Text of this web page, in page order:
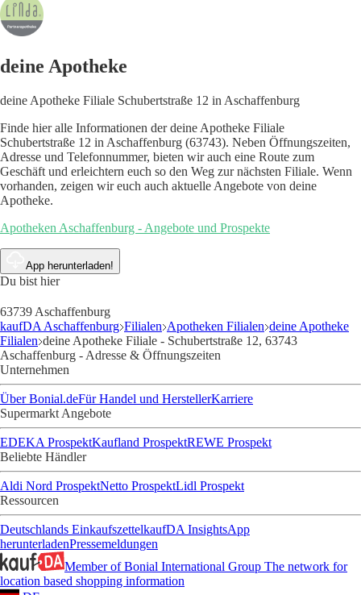
deine Apotheke
deine Apotheke Filiale Schubertstraße 12 in Aschaffenburg
Finde hier alle Informationen der deine Apotheke Filiale
Schubertstraße 12 in Aschaffenburg (63743). Neben Öffnungszeiten,
Adresse und Telefonnummer, bieten wir auch eine Route zum
Geschäft und erleichtern euch so den Weg zur nächsten Filiale. Wenn
vorhanden, zeigen wir euch auch aktuelle Angebote von deine
Apotheke.
Apotheken Aschaffenburg - Angebote und Prospekte
App herunterladen!
Du bist hier
63739 Aschaffenburg
kaufDA Aschaffenburg Filialen Apotheken Filialen deine Apotheke
Filialen deine Apotheke Filiale - Schubertstraße 12, 63743
Aschaffenburg - Adresse & Öffnungszeiten
Unternehmen
Über Bonial.deFür Handel und HerstellerKarriere
Supermarkt Angebote
EDEKA ProspektKaufland ProspektREWE Prospekt
Beliebte Händler
Aldi Nord ProspektNetto ProspektLidl Prospekt
Ressourcen
Deutschlands EinkaufszettelkaufDA InsightsApp
herunterladenPressemeldungen
Member of Bonial International Group The network for
location based shopping information